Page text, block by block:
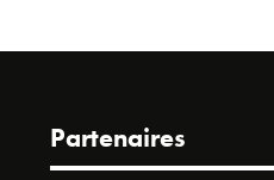
Partenaires